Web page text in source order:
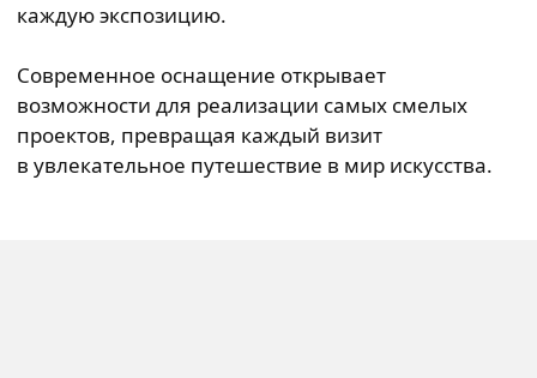
каждую экспозицию.
Современное оснащение открывает
возможности для реализации самых смелых
проектов, превращая каждый визит
в увлекательное путешествие в мир искусства.